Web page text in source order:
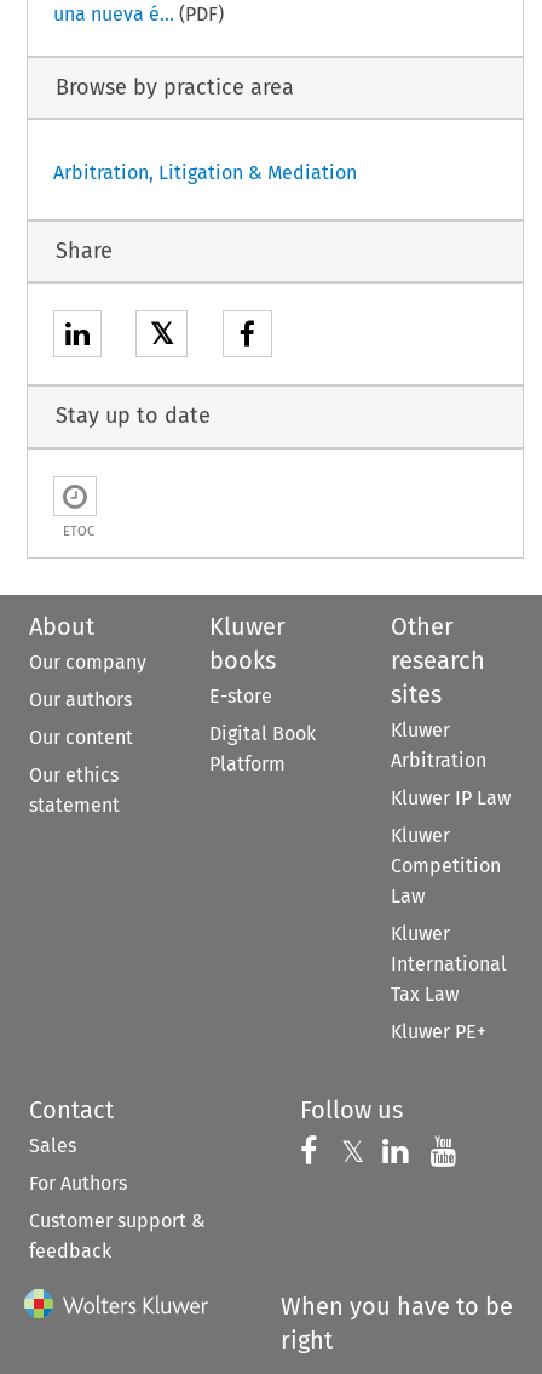
una nueva é... (PDF)
Browse by practice area
Arbitration, Litigation & Mediation
Share
𝕏
Stay up to date
ETOC
About
Our company
Our authors
Our content
Our ethics
statement
Kluwer
books
E-store
Digital Book
Platform
Other
research
sites
Kluwer
Arbitration
Kluwer IP Law
Kluwer
Competition
Law
Kluwer
International
Tax Law
Kluwer PE+
Contact
Sales
For Authors
Customer support &
feedback
Follow us
Follow us on
𝕏 Follow us on
Follow us
When you have to be
right